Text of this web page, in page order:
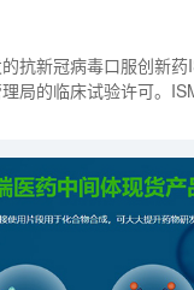
抗新冠病毒口服创新
局的临床试验许可。
。